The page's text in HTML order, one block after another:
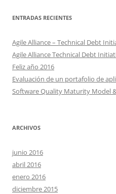
ENTRADAS RECIENTES
Agile Alliance – Technical Debt
Agile Alliance Technical Debt
Feliz año 2016
Evaluación de un portafolio de
Software Quality Maturity Model
ARCHIVOS
junio 2016
abril 2016
enero 2016
diciembre 2015